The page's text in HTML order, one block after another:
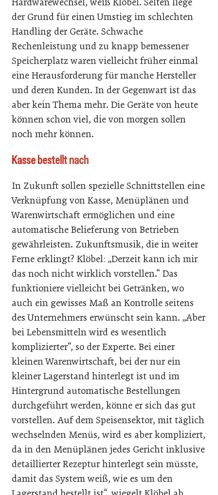
der Grund für einen Umstieg im schlechten
Handling der Geräte. Schwache
Rechenleistung und zu knapp bemessener
Speicherplatz waren vielleicht früher einmal
eine Herausforderung für manche Hersteller
und deren Kunden. In der Gegenwart ist das
aber kein Thema mehr. Die Geräte von heute
können schon viel, die von morgen sollen
noch mehr können.
Kasse bestellt nach
In Zukunft sollen spezielle Schnittstellen eine
Verknüpfung von Kasse, Menüplänen und
Warenwirtschaft ermöglichen und eine
automatische Belieferung von Betrieben
gewährleisten. Zukunftsmusik, die in weiter
Ferne erklingt? Klöbel: „Derzeit kann ich mir
das noch nicht wirklich vorstellen.“ Das
funktioniere vielleicht bei Getränken, wo
auch ein gewisses Maß an Kontrolle seitens
des Unternehmers erwünscht sein kann. „Aber
bei Lebensmitteln wird es wesentlich
komplizierter“, so der Experte. Bei einer
kleinen Warenwirtschaft, bei der nur ein
kleiner Lagerstand hinterlegt ist und im
Hintergrund automatische Bestellungen
durchgeführt werden, könne er sich das gut
vorstellen. Auf dem Speisensektor, mit täglich
wechselnden Menüs, wird es aber kompliziert,
da in den Menüplänen jedes Gericht inklusive
detaillierter Rezeptur hinterlegt sein müsste,
damit das System weiß, wie es um den